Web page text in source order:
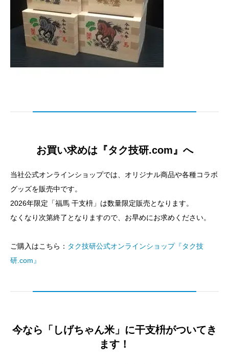
お買い求めは『タク技研.com』へ
当社公式オンラインショップでは、オリジナル商品や各種コラボ
グッズを販売中です。
2026年限定「福馬 干支枡」は数量限定販売となります。
なくなり次第終了となりますので、お早めにお求めください。
ご購入はこちら： タク技研公式オンラインショップ『タク技
研.com』
今なら「しげちゃん米」に干支枡がついてき
ます！